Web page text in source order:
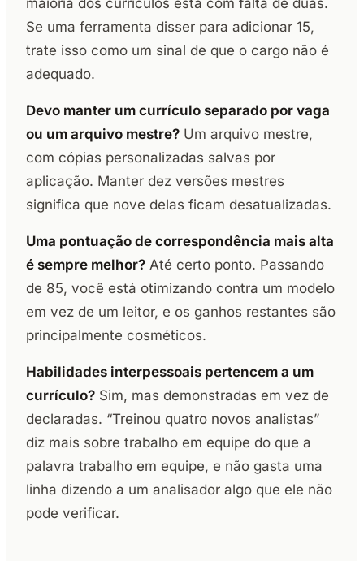
maioria dos currículos está com falta de duas.
Se uma ferramenta disser para adicionar 15,
trate isso como um sinal de que o cargo não é
adequado.
Devo manter um currículo separado por vaga
ou um arquivo mestre? Um arquivo mestre,
com cópias personalizadas salvas por
aplicação. Manter dez versões mestres
significa que nove delas ficam desatualizadas.
Uma pontuação de correspondência mais alta
é sempre melhor? Até certo ponto. Passando
de 85, você está otimizando contra um modelo
em vez de um leitor, e os ganhos restantes são
principalmente cosméticos.
Habilidades interpessoais pertencem a um
currículo? Sim, mas demonstradas em vez de
declaradas. “Treinou quatro novos analistas”
diz mais sobre trabalho em equipe do que a
palavra trabalho em equipe, e não gasta uma
linha dizendo a um analisador algo que ele não
pode verificar.